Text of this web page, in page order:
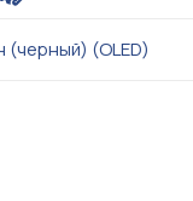
(черный) (OLED)